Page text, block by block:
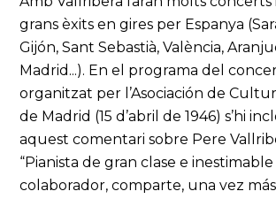
grans èxits en gires per Espanya
Gijón, Sant Sebastià, València,
Madrid...). En el programa del
organitzat per l’Asociación de
de Madrid (15 d’abril de 1946) s’hi
aquest comentari sobre Pere
“Pianista de gran clase e inestimable
colaborador, comparte, una vez